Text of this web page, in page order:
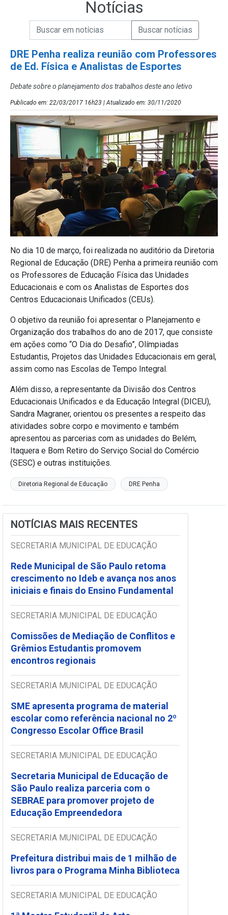
Notícias
Campo de Busca de Notícias
Campo de Busca de informaçõesEnviar a Busca de Notícias
DRE Penha realiza reunião com Professores
de Ed. Física e Analistas de Esportes
Debate sobre o planejamento dos trabalhos deste ano letivo
Publicado em: 22/03/2017 16h23 | Atualizado em: 30/11/2020
No dia 10 de março, foi realizada no auditório da Diretoria
Regional de Educação (DRE) Penha a primeira reunião com
os Professores de Educação Física das Unidades
Educacionais e com os Analistas de Esportes dos
Centros Educacionais Unificados (CEUs).
O objetivo da reunião foi apresentar o Planejamento e
Organização dos trabalhos do ano de 2017, que consiste
em ações como “O Dia do Desafio”, Olímpiadas
Estudantis, Projetos das Unidades Educacionais em geral,
assim como nas Escolas de Tempo Integral.
Além disso, a representante da Divisão dos Centros
Educacionais Unificados e da Educação Integral (DICEU),
Sandra Magraner, orientou os presentes a respeito das
atividades sobre corpo e movimento e também
apresentou as parcerias com as unidades do Belém,
Itaquera e Bom Retiro do Serviço Social do Comércio
(SESC) e outras instituições.
Diretoria Regional de Educação DRE Penha
NOTÍCIAS MAIS RECENTES
SECRETARIA MUNICIPAL DE EDUCAÇÃO
Rede Municipal de São Paulo retoma
crescimento no Ideb e avança nos anos
iniciais e finais do Ensino Fundamental
SECRETARIA MUNICIPAL DE EDUCAÇÃO
Comissões de Mediação de Conflitos e
Grêmios Estudantis promovem
encontros regionais
SECRETARIA MUNICIPAL DE EDUCAÇÃO
SME apresenta programa de material
escolar como referência nacional no 2º
Congresso Escolar Office Brasil
SECRETARIA MUNICIPAL DE EDUCAÇÃO
Secretaria Municipal de Educação de
São Paulo realiza parceria com o
SEBRAE para promover projeto de
Educação Empreendedora
SECRETARIA MUNICIPAL DE EDUCAÇÃO
Prefeitura distribui mais de 1 milhão de
livros para o Programa Minha Biblioteca
SECRETARIA MUNICIPAL DE EDUCAÇÃO